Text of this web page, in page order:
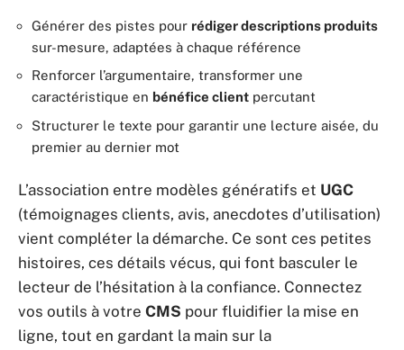
Générer des pistes pour rédiger descriptions produits
sur-mesure, adaptées à chaque référence
Renforcer l’argumentaire, transformer une
caractéristique en bénéfice client percutant
Structurer le texte pour garantir une lecture aisée, du
premier au dernier mot
L’association entre modèles génératifs et UGC
(témoignages clients, avis, anecdotes d’utilisation)
vient compléter la démarche. Ce sont ces petites
histoires, ces détails vécus, qui font basculer le
lecteur de l’hésitation à la confiance. Connectez
vos outils à votre CMS pour fluidifier la mise en
ligne, tout en gardant la main sur la